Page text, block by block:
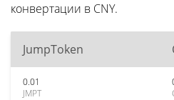
конвертации в CNY.
JumpToken
0.01
JMPT